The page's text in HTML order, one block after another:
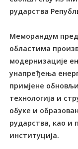
рударства
Меморандум
областима
модернизације
унапређења
примјене
технологија и
обуке и
рударства, као и
институција.